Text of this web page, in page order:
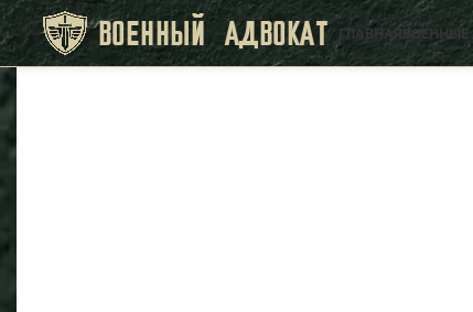
ВОЕННЫЙ АДВОКАТ ГЛАВНАЯ